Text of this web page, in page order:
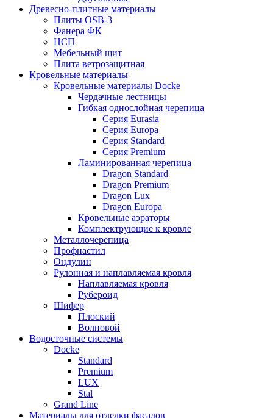
Древесно-плитные материалы
Плиты OSB-3
Фанера ФК
ЦСП
Мебельный щит
Плита ветрозащитная
Кровельные материалы
Кровельные материалы Docke
Чердачные лестницы
Гибкая однослойная черепица
Серия Eurasia
Серия Europa
Серия Standard
Серия Premium
Ламинированная черепица
Dragon Standard
Dragon Premium
Dragon Lux
Dragon Europa
Кровельные аэраторы
Комплектрующие к кровле
Металлочерепица
Профнастил
Ондулин
Рулонная и наплавляемая кровля
Наплавляемая кровля
Рубероид
Шифер
Плоский
Волновой
Водосточные системы
Docke
Standard
Premium
LUX
Stal
Grand Line
Материалы для отделки фасадов